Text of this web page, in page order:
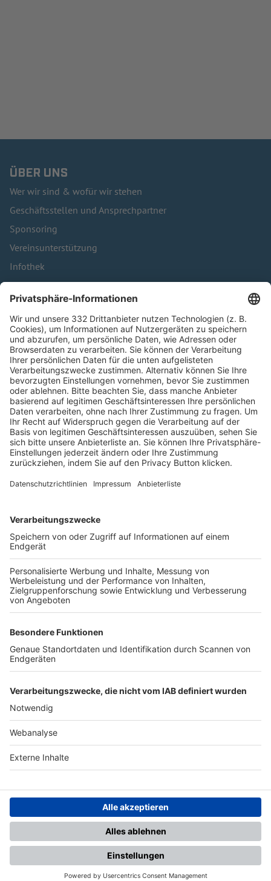
ÜBER UNS
Wer wir sind & wofür wir stehen
Geschäftsstellen und Ansprechpartner
Sponsoring
Vereinsunterstützung
Infothek
Kontakt
HÄUFIG BESUCHTE SEITEN
Pässe und Vereinswechsel
Trainerausbildung
Schulungsangebot Vereinsmitarbeiter
BFV-Geschäftsstellen
Trainerbörse
Login SpielPlus
FOLGE DEM BFV
TOP-VEREINE
TOP-PARTNER
SFV DFB
Nutzungsbedingungen Datenschutz Impressum
Ihr Gerät wird möglicherweise
nicht vollständig unterstützt.
Für die beste Nutzung empfehlen
wir ein kompatibles Gerät oder
einen aktuellen Browser.